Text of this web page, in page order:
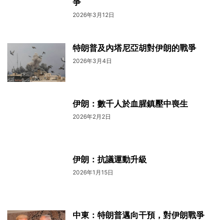
爭
2026年3月12日
特朗普及內塔尼亞胡對伊朗的戰爭
2026年3月4日
伊朗：數千人於血腥鎮壓中喪生
2026年2月2日
伊朗：抗議運動升級
2026年1月15日
中東：特朗普邁向干預，對伊朗戰爭